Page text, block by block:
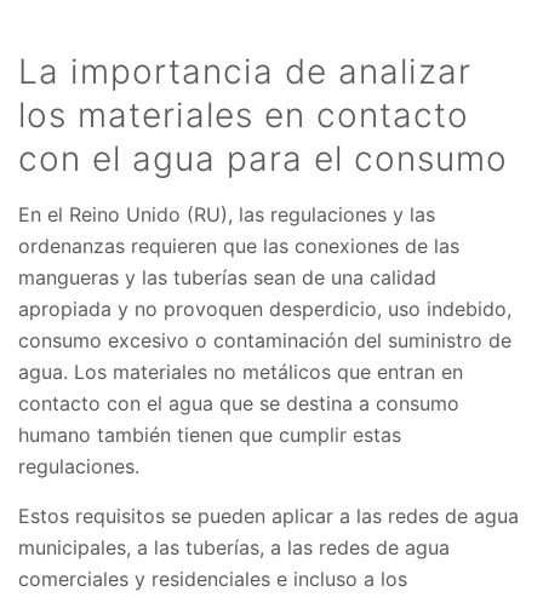
La importancia de analizar
los materiales en contacto
con el agua para el consumo
En el Reino Unido (RU), las regulaciones y las
ordenanzas requieren que las conexiones de las
mangueras y las tuberías sean de una calidad
apropiada y no provoquen desperdicio, uso indebido,
consumo excesivo o contaminación del suministro de
agua. Los materiales no metálicos que entran en
contacto con el agua que se destina a consumo
humano también tienen que cumplir estas
regulaciones.
Estos requisitos se pueden aplicar a las redes de agua
municipales, a las tuberías, a las redes de agua
comerciales y residenciales e incluso a los